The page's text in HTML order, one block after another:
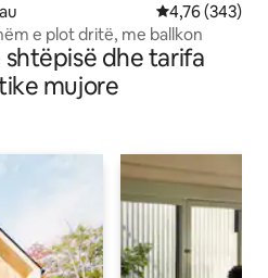
Vlerësimi
4,76 (343)
e plot dritë, me ballkon
dhe tarifa
mujore